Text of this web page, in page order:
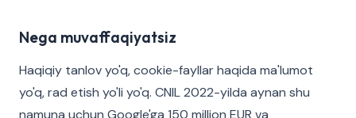
Nega muvaffaqiyatsiz
Haqiqiy tanlov yo'q, cookie-fayllar haqida ma'lumot
yo'q, rad etish yo'li yo'q. CNIL 2022-yilda aynan shu
namuna uchun Google'ga 150 million EUR va